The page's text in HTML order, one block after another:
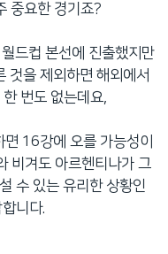
중요한 경기죠?
드컵 본선에 진출했지만
을 제외하면 해외에서
번도 없는데요,
16강에 오를 가능성이
비겨도 아르헨티나가 그
수 있는 유리한 상황인
니다.